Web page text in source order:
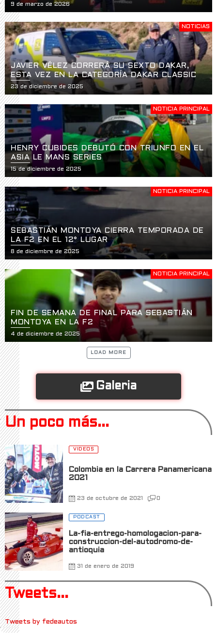
HISTÓRICO EN LA APERTURA DE LA USF2000
EN ST. PETERSBURG
9 de marzo de 2026
NOTICIAS
JAVIER VÉLEZ CORRERÁ SU SEXTO DAKAR,
ESTA VEZ EN LA CATEGORÍA DAKAR CLASSIC
23 de diciembre de 2025
NOTICIA PRINCIPAL
HENRY CUBIDES DEBUTÓ CON TRIUNFO EN EL
ASIA LE MANS SERIES
15 de diciembre de 2025
NOTICIA PRINCIPAL
SEBASTIÁN MONTOYA CIERRA TEMPORADA DE
LA F2 EN EL 12° LUGAR
8 de diciembre de 2025
NOTICIA PRINCIPAL
FIN DE SEMANA DE FINAL PARA SEBASTIÁN
MONTOYA EN LA F2
4 de diciembre de 2025
LOAD MORE
Galeria
Un poco más...
VIDEOS
Colombia en la Carrera Panamericana
2021
23 de octubre de 2021 0
PODCAST
La-fia-entrego-homologacion-para-
construccion-del-autodromo-de-
antioquia
31 de enero de 2019
Tweets...
Tweets by fedeautos